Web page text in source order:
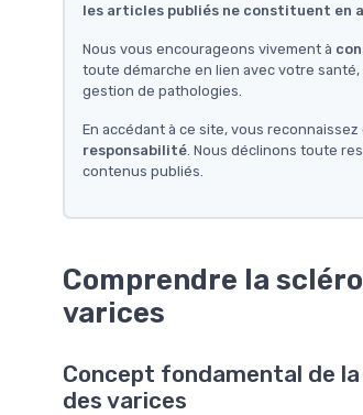
les articles publiés ne constituent en
Nous vous encourageons vivement à
toute démarche en lien avec votre
gestion de pathologies.
En accédant à ce site, vous reconnaissez
responsabilité . Nous déclinons toute
contenus publiés.
Comprendre la
varices
Concept fondamental de
des varices